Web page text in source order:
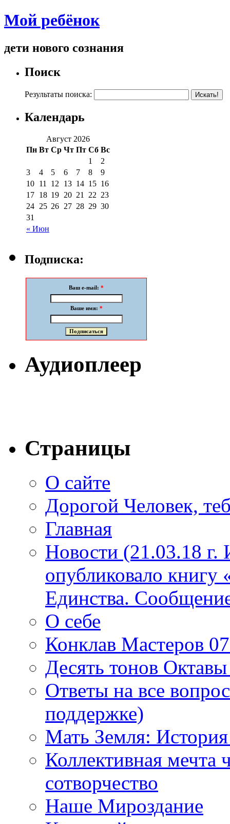
Мой ребёнок
дети нового сознания
Поиск
Результаты поиска:
Календарь
Август 2026
Пн Вт Ср Чт Пт Сб Вс
« Июн
1
2
3
4 5 6 7 8
9
10 11 12 13 14 15 16
17 18 19 20 21 22 23
24 25 26 27 28 29 30
31
Подписка:
Ваш e-mail: *
Ваше имя: *
Аудиоплеер
Страницы
О сайте
Дорогой Человек,
Главная
Новости (21.03.18 г.
опубликовало книгу
Единства.
О себе
Конклав Мастеров
Десять тонов
Ответы на все
поддержке)
Мать Земля: История
Коллективная мечта
сотворчество
Наше Мироздание